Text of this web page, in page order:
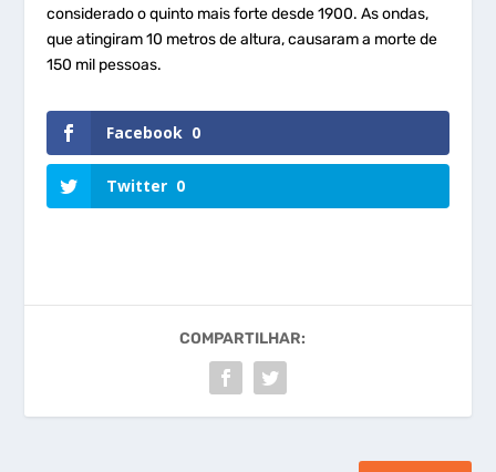
considerado o quinto mais forte desde 1900. As ondas,
que atingiram 10 metros de altura, causaram a morte de
150 mil pessoas.
Facebook 0
Twitter 0
COMPARTILHAR: